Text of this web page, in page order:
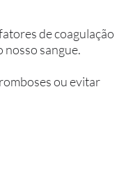
de coagulação
nosso sangue.
ou evitar